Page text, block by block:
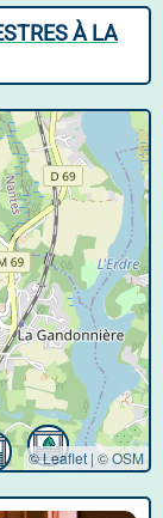
À LA
© Leaflet | ©OSM